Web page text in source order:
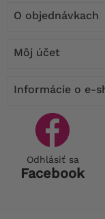
O objednávkach
Môj účet
Informácie o e-
Odhlásiť sa
Facebook